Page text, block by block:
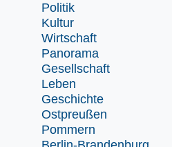
Politik
Kultur
Wirtschaft
Panorama
Gesellschaft
Leben
Geschichte
Ostpreußen
Pommern